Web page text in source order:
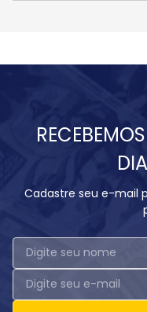
Cadastre seu e-mail